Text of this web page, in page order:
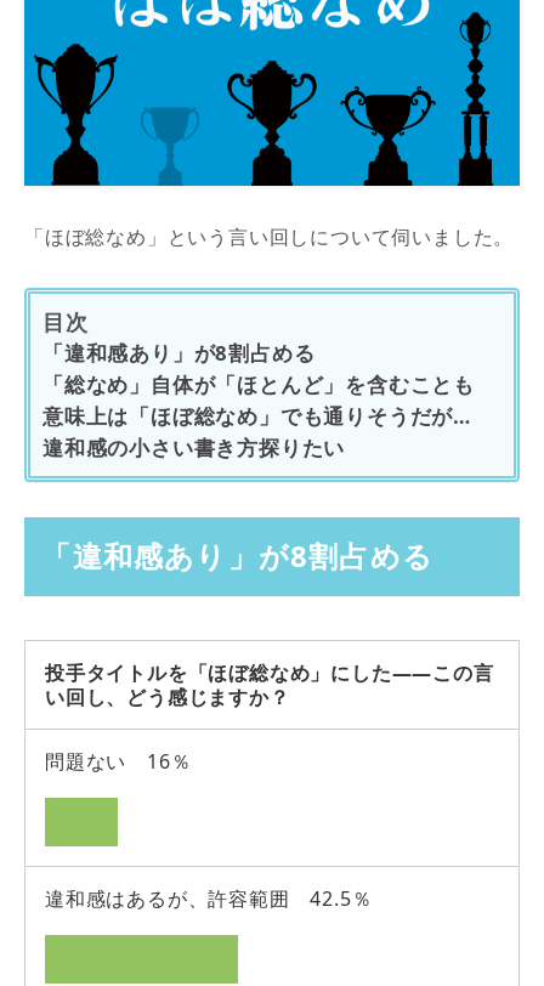
「ほぼ総なめ」という言い回しについて伺いました。
目次
「違和感あり」が8割占める
「総なめ」自体が「ほとんど」を含むことも
意味上は「ほぼ総なめ」でも通りそうだが…
違和感の小さい書き方探りたい
「違和感あり」が8割占める
投手タイトルを「ほぼ総なめ」にした――この言
い回し、どう感じますか？
問題ない 16％
違和感はあるが、許容範囲 42.5％